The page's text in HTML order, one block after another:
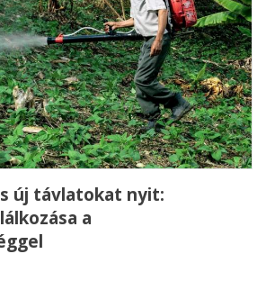
új távlatokat nyit:
a